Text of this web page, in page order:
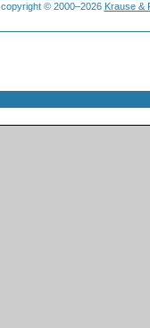
copyright © 2000–2026 Krause &